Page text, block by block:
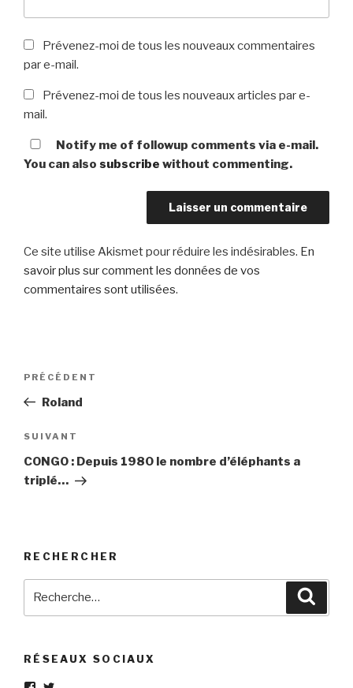
Prévenez-moi de tous les nouveaux commentaires
par e-mail.
Prévenez-moi de tous les nouveaux articles par e-
mail.
Notify me of followup comments via e-mail.
You can also subscribe without commenting.
Ce site utilise Akismet pour réduire les indésirables. En
savoir plus sur comment les données de vos
commentaires sont utilisées.
Navigation
l’article
Article
précédent
PRÉCÉDENT
Roland
Article
suivant
SUIVANT
CONGO : Depuis 1980 le nombre d’éléphants a
triplé…
RECHERCHER
RÉSEAUX SOCIAUX